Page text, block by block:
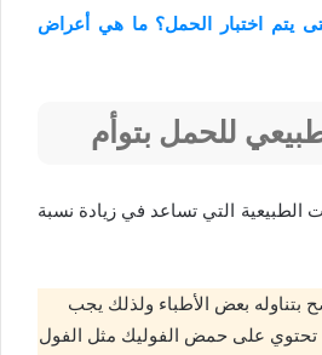
يتم اختبار الحمل؟ ما هي أعراض
للحمل بتوأم
الطبيعية التي تساعد في زيادة نسبة
بتناوله بعض الأطباء ولذلك يجب
تحتوي على حمض الفوليك مثل الفول